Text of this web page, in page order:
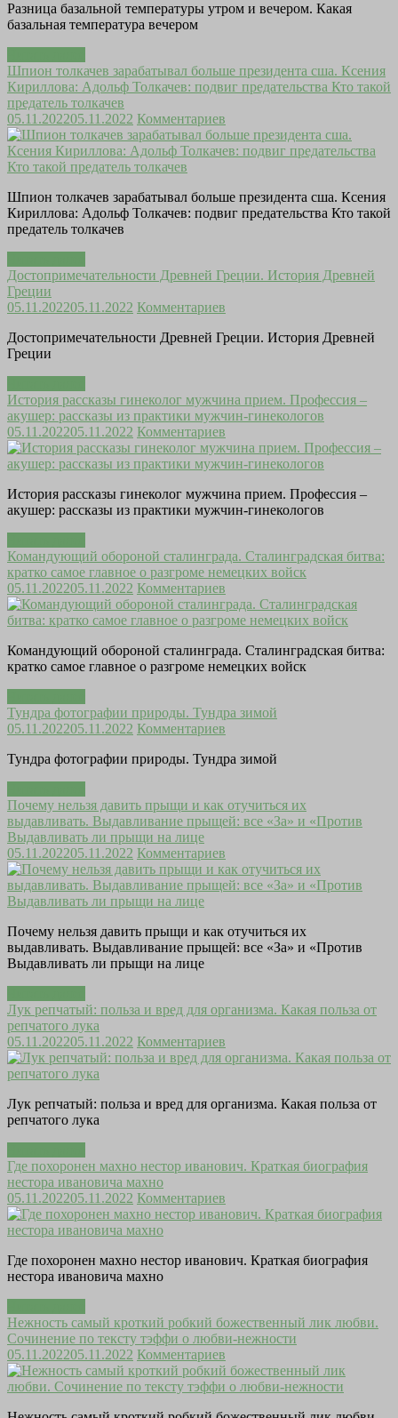
Разница базальной температуры утром и вечером. Какая
базальная температура вечером
Шпион толкачев зарабатывал больше президента сша. Ксения
Кириллова: Адольф Толкачев: подвиг предательства Кто такой
предатель толкачев
05.11.202205.11.2022 Комментариев
Шпион толкачев зарабатывал больше президента сша. Ксения
Кириллова: Адольф Толкачев: подвиг предательства Кто такой
предатель толкачев
Достопримечательности Древней Греции. История Древней
Греции
05.11.202205.11.2022 Комментариев
Достопримечательности Древней Греции. История Древней
Греции
История рассказы гинеколог мужчина прием. Профессия –
акушер: рассказы из практики мужчин-гинекологов
05.11.202205.11.2022 Комментариев
История рассказы гинеколог мужчина прием. Профессия –
акушер: рассказы из практики мужчин-гинекологов
Командующий обороной сталинграда. Сталинградская битва:
кратко самое главное о разгроме немецких войск
05.11.202205.11.2022 Комментариев
Командующий обороной сталинграда. Сталинградская битва:
кратко самое главное о разгроме немецких войск
Тундра фотографии природы. Тундра зимой
05.11.202205.11.2022 Комментариев
Тундра фотографии природы. Тундра зимой
Почему нельзя давить прыщи и как отучиться их
выдавливать. Выдавливание прыщей: все «За» и «Против
Выдавливать ли прыщи на лице
05.11.202205.11.2022 Комментариев
Почему нельзя давить прыщи и как отучиться их
выдавливать. Выдавливание прыщей: все «За» и «Против
Выдавливать ли прыщи на лице
Лук репчатый: польза и вред для организма. Какая польза от
репчатого лука
05.11.202205.11.2022 Комментариев
Лук репчатый: польза и вред для организма. Какая польза от
репчатого лука
Где похоронен махно нестор иванович. Краткая биография
нестора ивановича махно
05.11.202205.11.2022 Комментариев
Где похоронен махно нестор иванович. Краткая биография
нестора ивановича махно
Нежность самый кроткий робкий божественный лик любви.
Сочинение по тексту тэффи о любви-нежности
05.11.202205.11.2022 Комментариев